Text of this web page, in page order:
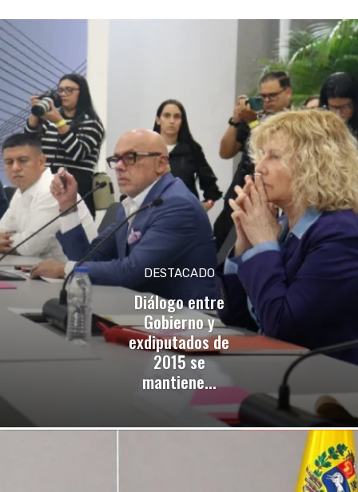
DESTACADO
Diálogo entre
Gobierno y
exdiputados de
2015 se
mantiene...